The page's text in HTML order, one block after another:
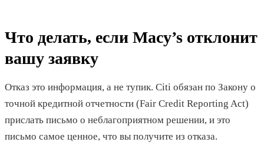
Что делать, если Macy’s отклонит
вашу заявку
Отказ это информация, а не тупик. Citi обязан по Закону о
точной кредитной отчетности (Fair Credit Reporting Act)
прислать письмо о неблагоприятном решении, и это
письмо самое ценное, что вы получите из отказа.